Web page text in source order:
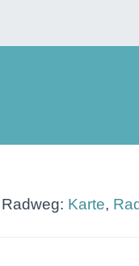
Karte,